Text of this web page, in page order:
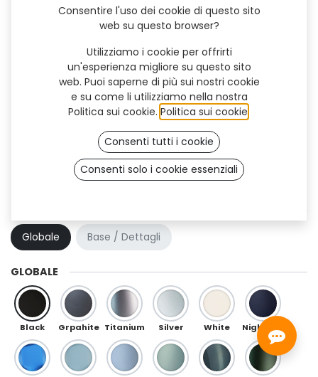
Crystal Flex (TF)
Globale
Base / Dettagli
GLOBALE
Black Grpahite Titanium Silver White
Consentire l'uso dei cookie di questo sito
web su questo browser?
Utilizziamo i cookie per offrirti
un'esperienza migliore su questo sito
web. Puoi saperne di più sui nostri cookie
e su come li utilizziamo nella nostra
Politica sui cookie. Politica sui cookie
Consenti tutti i cookie
Consenti solo i cookie essenziali